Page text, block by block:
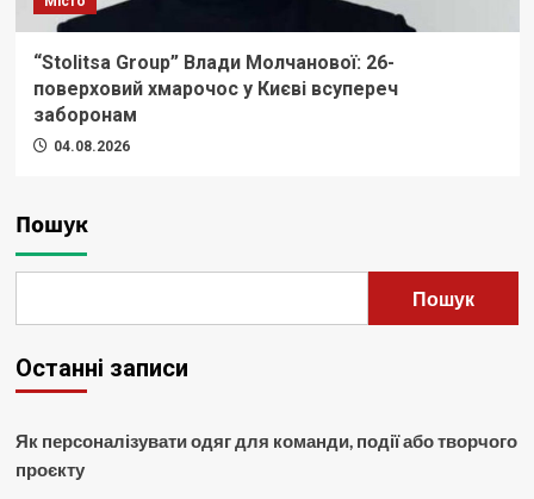
“Stolitsa Group” Влади Молчанової: 26-
поверховий хмарочос у Києві всупереч
заборонам
04.08.2026
Пошук
Пошук
Останні записи
Як персоналізувати одяг для команди, події або творчого
проєкту